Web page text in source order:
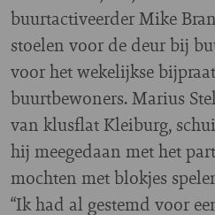
buurtactiveerder Mike
stoelen voor de deur bij
voor het wekelijkse
buurtbewoners. Marius
van klusflat Kleiburg,
hij meegedaan met het
mochten met blokjes
“Ik had al gestemd voor